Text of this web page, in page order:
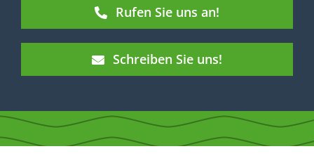
Rufen Sie uns an!
Schreiben Sie uns!